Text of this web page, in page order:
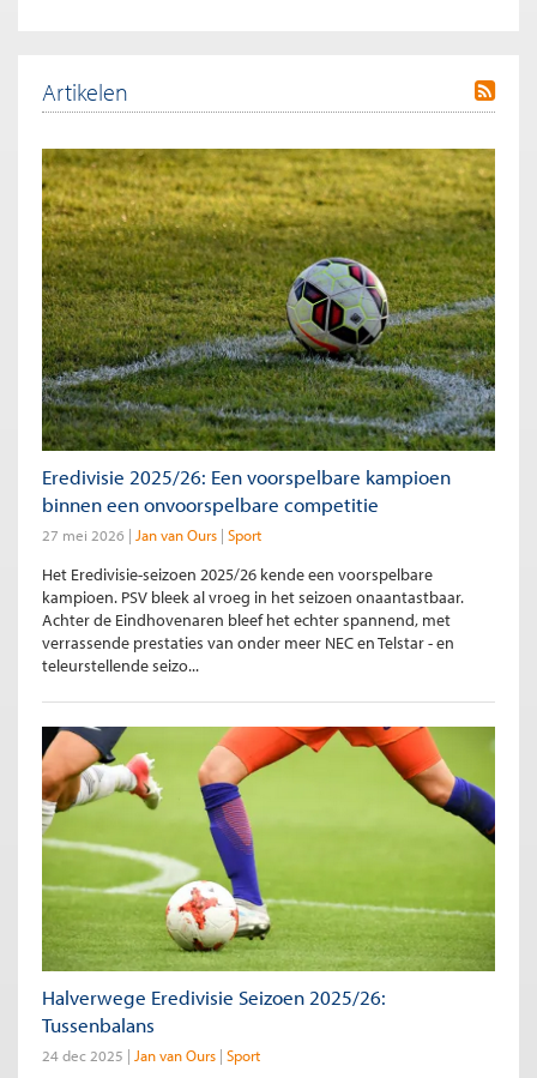
Artikelen
Eredivisie 2025/26: Een voorspelbare kampioen
binnen een onvoorspelbare competitie
27 mei 2026 Jan van Ours Sport
Het Eredivisie-seizoen 2025/26 kende een voorspelbare
kampioen. PSV bleek al vroeg in het seizoen onaantastbaar.
Achter de Eindhovenaren bleef het echter spannend, met
verrassende prestaties van onder meer NEC en Telstar - en
teleurstellende seizo...
Halverwege Eredivisie Seizoen 2025/26:
Tussenbalans
24 dec 2025 Jan van Ours Sport